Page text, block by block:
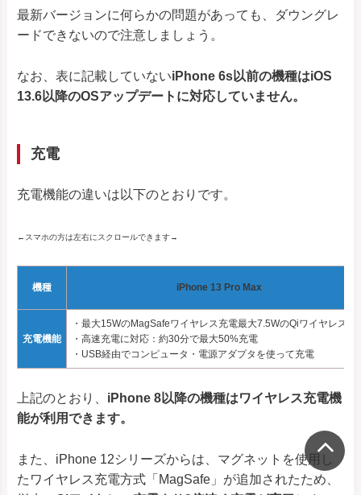
最新バージョンに何らかの問題があっても、ダウングレ
ードできないので注意しましょう。
なお、表に記載していないiPhone 6s以前の機種はiOS
13.6以降のOSアップデートに対応していません。
充電
充電機能の違いは以下のとおりです。
←スマホの方は左右にスクロールできます→
機種 iPhone 13 Pro Max
充電機能
・最大15WのMagSafeワイヤレス充電最大7.5WのQiワイヤレス充
・高速充電に対応：約30分で最大50%充電
・USB経由でコンピュータ・電源アダプタを使って充電
上記のとおり、 iPhone 8以降の機種はワイヤレス充電機
能が利用できます。
また、iPhone 12シリーズからは、マグネットを使用し
たワイヤレス充電方式「MagSafe」が追加されたため、